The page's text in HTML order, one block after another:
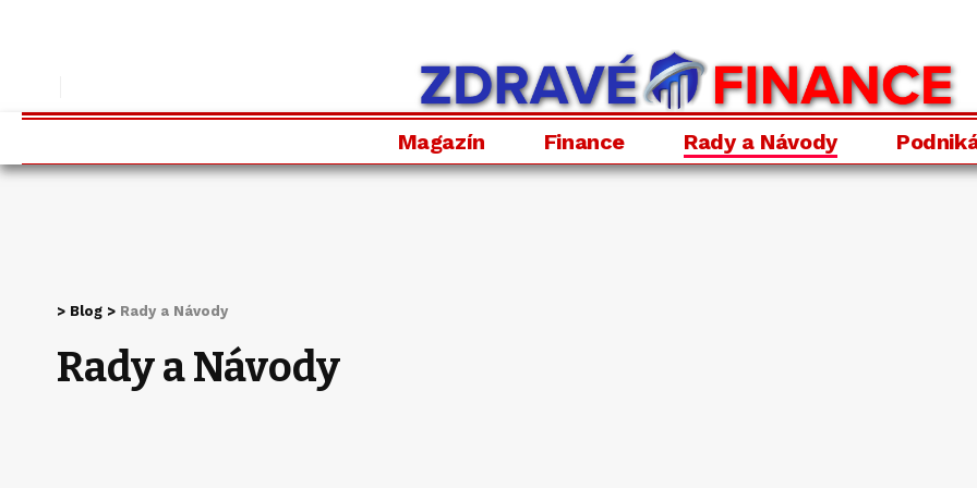
Magazín Finance Rady a Návody
> Blog > Rady a Návody
Rady a Návody